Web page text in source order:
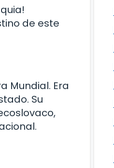
de este
Mundial. Era
Su